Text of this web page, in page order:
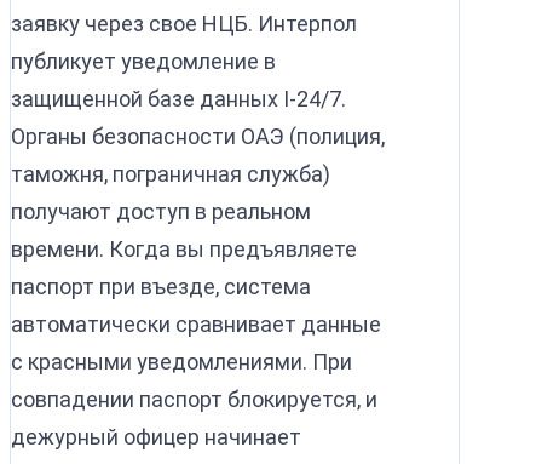
заявку через свое НЦБ. Интерпол
публикует уведомление в
защищенной базе данных I-24/7.
Органы безопасности ОАЭ (полиция,
таможня, пограничная служба)
получают доступ в реальном
времени. Когда вы предъявляете
паспорт при въезде, система
автоматически сравнивает данные
с красными уведомлениями. При
совпадении паспорт блокируется, и
дежурный офицер начинает